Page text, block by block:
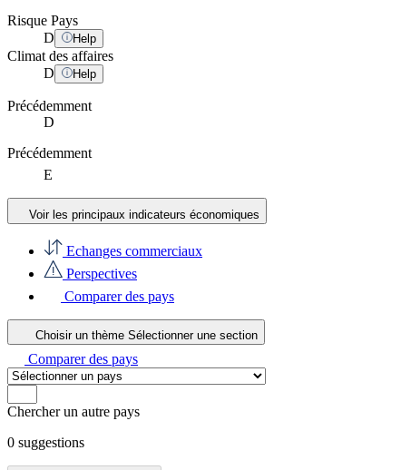
Risque Pays
D
Help
Climat des affaires
D
Help
Précédemment
D
Précédemment
E
Voir les principaux indicateurs économiques
Echanges commerciaux
Perspectives
Comparer des pays
Choisir un thème Sélectionner une section
Comparer des pays
Chercher un autre pays
0 suggestions